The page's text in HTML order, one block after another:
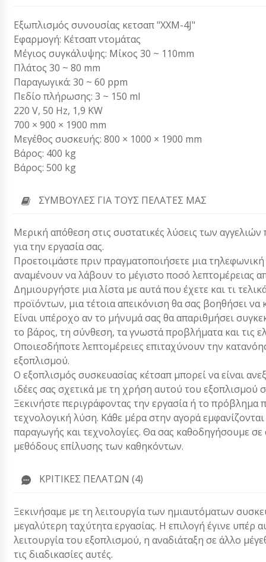
Εξωπλισμός συνουσίας κετσαπ "XXM-4J"
Εφαρμογή: Κέτσαπ ντομάτας
Μέγιος συγκάλυψης: Μίκος 30 ~ 110mm
Πλάτος 30 ~ 80 mm
Παραγωγικά: 30 ~ 60 ppm
Πεδίο πλήρωσης: 3 ~ 150 ml
220 V, 50 Hz, 1,9 KW
700 × 900 × 1900 mm
Μεγέθος συσκευής: 800 × 1000 × 1900 mm
Βάρος: 400 kg
Βάρος: 500 kg
ΣΥΜΒΟΥΛΈΣ ΓΙΑ ΤΟΥΣ ΠΕΛΆΤΕΣ ΜΑΣ
Μερική απόθεση στις συστατικές λύσεις των
για την εργασία σας.
Προετοιμάστε πριν πραγματοποιήσετε μια
αναμένουν να λάβουν το μέγιστο ποσό λεπτομέρειας
Δημιουργήστε μια λίστα με αυτά που έχετε και τι
προϊόντων, μια τέτοια απεικόνιση θα σας βοηθήσει να
Είναι υπέροχο αν το μήνυμά σας θα απαριθμήσει
το βάρος, τη σύνθεση, τα γνωστά προβλήματα και τις
Οποιεσδήποτε λεπτομέρειες επιταχύνουν την
εξοπλισμού.
Ο εξοπλισμός συσκευασίας κέτσαπ μπορεί να είναι
ιδέες σας σχετικά με τη χρήση αυτού του εξοπλισμού
Ξεκινήστε περιγράφοντας την εργασία ή το
τεχνολογική λύση. Κάθε μέρα στην αγορά
παραγωγής και τεχνολογίες. Θα σας καθοδηγήσουμε
μεθόδους επίλυσης των καθηκόντων.
ΚΡΙΤΙΚΈΣ ΠΕΛΑΤΏΝ (4)
Ξεκινήσαμε με τη λειτουργία των ημιαυτόματων
μεγαλύτερη ταχύτητα εργασίας. Η επιλογή έγινε υπέρ
λειτουργία του εξοπλισμού, η αναδιάταξη σε άλλο
τις διαδικασίες αυτές.